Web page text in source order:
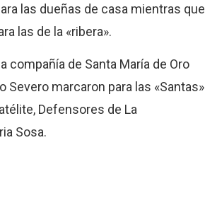
las dueñas de casa mientras que
las de la «ribera».
compañía de Santa María de Oro
Severo marcaron para las «Santas»
Defensores de La
Sosa.